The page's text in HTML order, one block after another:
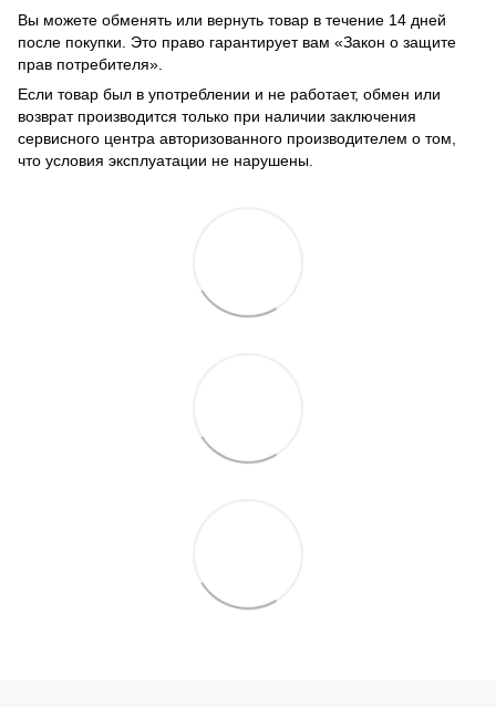
Вы можете обменять или вернуть товар в течение 14 дней
после покупки. Это право гарантирует вам «Закон о защите
прав потребителя».
Если товар был в употреблении и не работает, обмен или
возврат производится только при наличии заключения
сервисного центра авторизованного производителем о том,
что условия эксплуатации не нарушены.